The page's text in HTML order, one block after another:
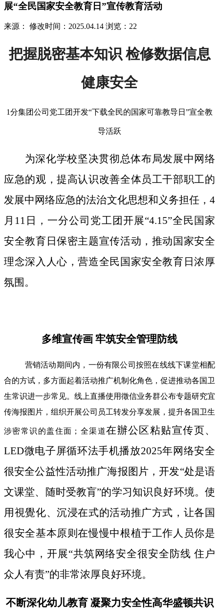
展“全民国家安全教育日”宣传教育活动
来源： 修改时间：2025.04.14 浏览：22
把握脱密基本知识 检修数据信息
健康安全
1分集团公司党工团开发“下载全民的国家可靠教导日”宣全教
导活跃
为深化学校坚决贯彻总体布局发展中网络
应急的观，提高认识改善全体员工干部职工的
发展中网络应急的法治文化思想和义务担任，4
月11日，一分公司党工团开展“4.15”全民国家
安全教育日保密主题宣传活动，推动国家安全
理念深入人心，营造全民国家安全教育日浓厚
氛围。
多维宣传画 牢筑安全管理防线
营销活动期间内，一份有限公司按照在线线下课堂相配
合的方试，多方面起着活动推广机制化角色，促进推动各国卫
生常识进一步常见。线上直播使用徵信业务群公布专题研究宜
传海报图片，组织开展公司员工转发分享发展，提升各国卫生
涉密常识的盖住面；全渠道在辦公区粘贴宣传页、
LED微电子屏循环法手机播放2025年网络安全
很安全公益性活动推广海报图片，开发“处是语
文课堂、随时受教肓”的学习知识良好环境。使
用視覺化、沉浸在式的活动推广方式，让各国
很安全基本原则在慢慢中根植于工作人员你是
我心中，开展“共筑网络安全很安全防线 住户
众人有责”的非常浓厚良好环境。
不断深化幼儿教育 凝聚力安全性高华盛顿共识